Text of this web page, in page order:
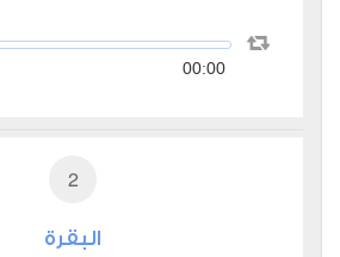
00:00
2
البقرة